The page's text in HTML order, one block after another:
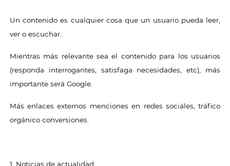
Un contenido es cualquier cosa que un usuario pueda leer,
ver o escuchar.
Mientras más relevante sea el contenido para los usuarios
(responda interrogantes, satisfaga necesidades, etc), más
importante será Google.
Más enlaces externos menciones en redes sociales, tráfico
orgánico conversiones.
1. Noticias de actualidad